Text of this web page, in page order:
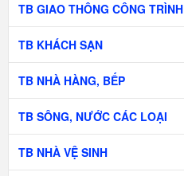
TB GIAO THÔNG CÔNG TRÌNH
TB KHÁCH SẠN
TB NHÀ HÀNG, BẾP
TB SÔNG, NƯỚC CÁC LOẠI
TB NHÀ VỆ SINH